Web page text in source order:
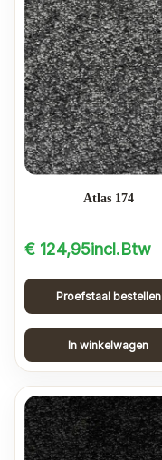
Atlas 174
€ 124,95incl.Btw
Proefstaal bestellen
In winkelwagen